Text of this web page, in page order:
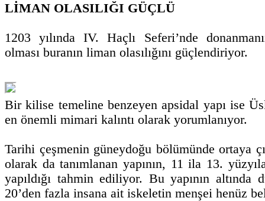
LİMAN OLASILIĞI GÜÇLÜ
1203 yılında IV. Haçlı Seferi’nde
olması buranın liman olasılığını güçlendiriyor.
Bir kilise temeline benzeyen apsidal yapı ise
en önemli mimari kalıntı olarak yorumlanıyor.
Tarihi çeşmenin güneydoğu bölümünde ortaya
olarak da tanımlanan yapının, 11 ila 13.
yapıldığı tahmin ediliyor. Bu yapının altında
20’den fazla insana ait iskeletin menşei henüz